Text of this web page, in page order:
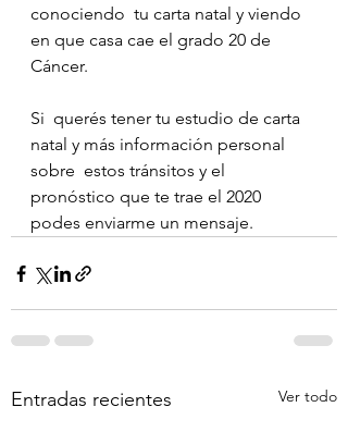
conociendo  tu carta natal y viendo
en que casa cae el grado 20 de
Cáncer.
Si  querés tener tu estudio de carta
natal y más información personal
sobre  estos tránsitos y el
pronóstico que te trae el 2020
podes enviarme un mensaje.
Entradas recientes Ver todo